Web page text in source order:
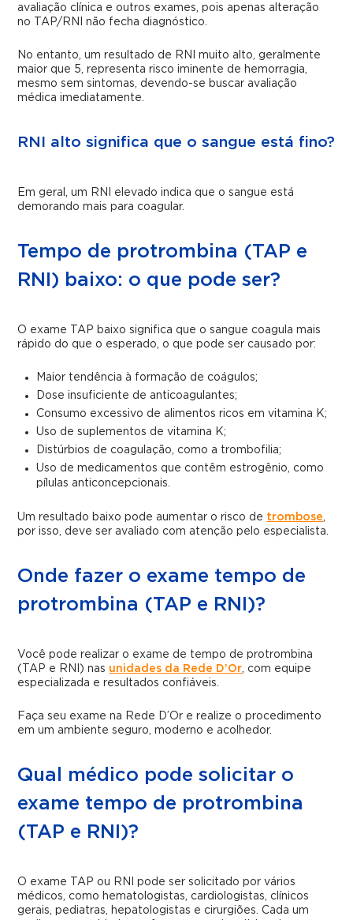
avaliação clínica e outros exames, pois apenas alteração
no TAP/RNI não fecha diagnóstico.
No entanto, um resultado de RNI muito alto, geralmente
maior que 5, representa risco iminente de hemorragia,
mesmo sem sintomas, devendo-se buscar avaliação
médica imediatamente.
RNI alto significa que o sangue está fino?
Em geral, um RNI elevado indica que o sangue está
demorando mais para coagular.
Tempo de protrombina (TAP e
RNI) baixo: o que pode ser?
O exame TAP baixo significa que o sangue coagula mais
rápido do que o esperado, o que pode ser causado por:
Maior tendência à formação de coágulos;
Dose insuficiente de anticoagulantes;
Consumo excessivo de alimentos ricos em vitamina K;
Uso de suplementos de vitamina K;
Distúrbios de coagulação, como a trombofilia;
Uso de medicamentos que contêm estrogênio, como
pílulas anticoncepcionais.
Um resultado baixo pode aumentar o risco de trombose
por isso, deve ser avaliado com atenção pelo especialista.
Onde fazer o exame tempo de
protrombina (TAP e RNI)?
Você pode realizar o exame de tempo de protrombina
(TAP e RNI) nas unidades da Rede D’Or , com equipe
especializada e resultados confiáveis.
Faça seu exame na Rede D’Or e realize o procedimento
em um ambiente seguro, moderno e acolhedor.
Qual médico pode solicitar o
exame tempo de protrombina
(TAP e RNI)?
O exame TAP ou RNI pode ser solicitado por vários
médicos, como hematologistas, cardiologistas, clínicos
gerais, pediatras, hepatologistas e cirurgiões. Cada um